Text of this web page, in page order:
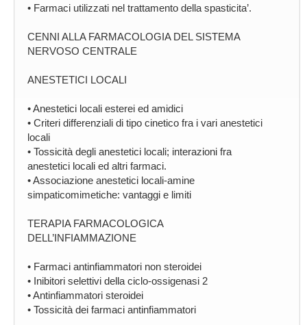
• Farmaci utilizzati nel trattamento della spasticita’.
CENNI ALLA FARMACOLOGIA DEL SISTEMA
NERVOSO CENTRALE
ANESTETICI LOCALI
• Anestetici locali esterei ed amidici
• Criteri differenziali di tipo cinetico fra i vari anestetici
locali
• Tossicità degli anestetici locali; interazioni fra
anestetici locali ed altri farmaci.
• Associazione anestetici locali-amine
simpaticomimetiche: vantaggi e limiti
TERAPIA FARMACOLOGICA
DELL’INFIAMMAZIONE
• Farmaci antinfiammatori non steroidei
• Inibitori selettivi della ciclo-ossigenasi 2
• Antinfiammatori steroidei
• Tossicità dei farmaci antinfiammatori